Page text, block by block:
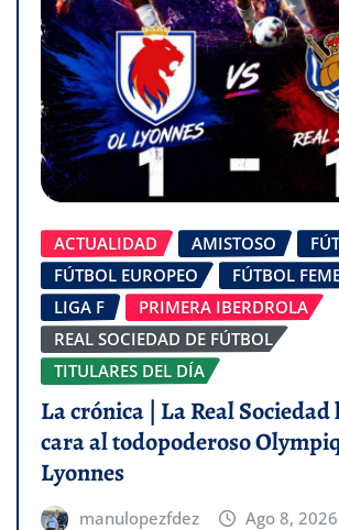
ACTUALIDAD AMISTOSO
FÚTBOL EUROPEO
FÚTBOL
LIGA F
PRIMERA IBERDROLA
REAL SOCIEDAD DE FÚTBOL
TITULARES DEL DÍA
La crónica | La Real
cara al todopoderoso
Lyonnes
manulopezfdez Ago 8, 2026